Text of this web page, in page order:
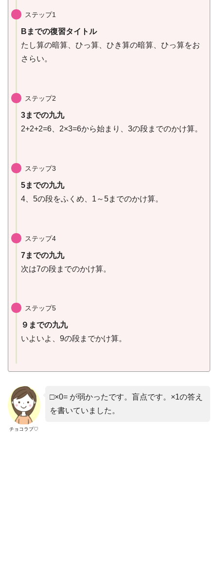
ステップ1
Bまでの復習タイトル
たし算の暗算、ひっ算、ひき算の暗算、ひっ算をお
さらい。
ステップ2
3までの九九
2+2+2=6、2×3=6から始まり、3の段までのかけ算。
ステップ3
5までの九九
4、5の段をふくめ、1～5までのかけ算。
ステップ4
7までの九九
次は7の段までのかけ算。
ステップ5
９までの九九
いよいよ、9の段までかけ算。
チョコラブ♡
□×0= が弱かったです。盲点です。×1の答え
を書いていました。